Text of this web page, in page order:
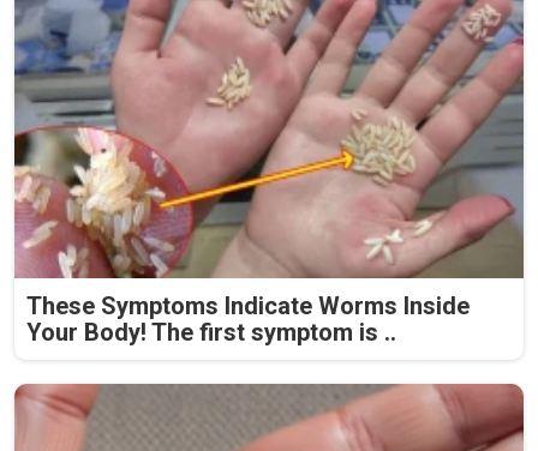
These Symptoms Indicate Worms Inside
Your Body! The first symptom is ..